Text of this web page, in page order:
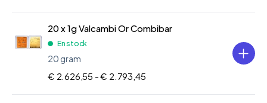
20 x 1g Valcambi Or Combibar
En stock
20 gram
€ 2.626,55 -€ 2.793,45